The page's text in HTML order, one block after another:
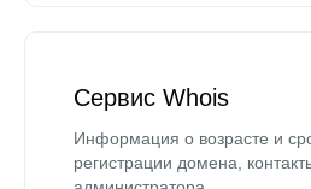
Сервис Whois
Информация о возрасте и
регистрации домена,